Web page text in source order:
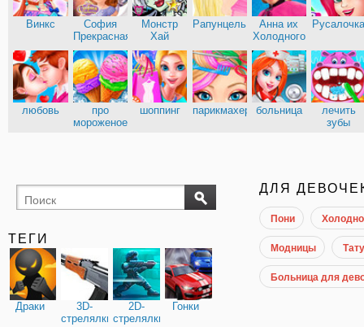
Эльза из
Холодного
сердца
Кухня
Сары
Винкс
София
Прекрасная
Монстр
Хай
Рапунцель
Анна их
Холодного
сердца
любовь
про
мороженое
шоппинг парикмахерскиебольница
лечить
зубы
ТЕГИ
Драки
3D-
стрелялки
2D-
стрелялки
Гонки
ДЛЯ
Пони
Модницы
Больница для